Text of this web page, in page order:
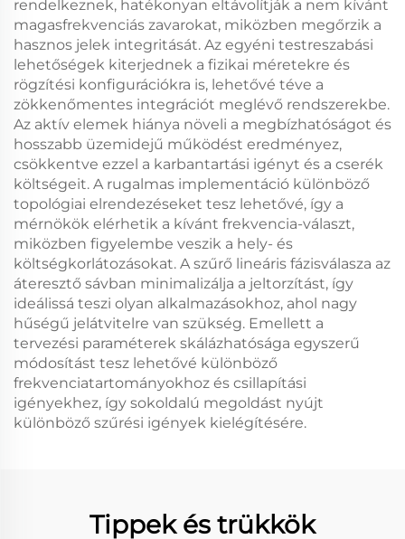
rendelkeznek, hatékonyan eltávolítják a nem kívánt
magasfrekvenciás zavarokat, miközben megőrzik a
hasznos jelek integritását. Az egyéni testreszabási
lehetőségek kiterjednek a fizikai méretekre és
rögzítési konfigurációkra is, lehetővé téve a
zökkenőmentes integrációt meglévő rendszerekbe.
Az aktív elemek hiánya növeli a megbízhatóságot és
hosszabb üzemidejű működést eredményez,
csökkentve ezzel a karbantartási igényt és a cserék
költségeit. A rugalmas implementáció különböző
topológiai elrendezéseket tesz lehetővé, így a
mérnökök elérhetik a kívánt frekvencia-választ,
miközben figyelembe veszik a hely- és
költségkorlátozásokat. A szűrő lineáris fázisválasza az
áteresztő sávban minimalizálja a jeltorzítást, így
ideálissá teszi olyan alkalmazásokhoz, ahol nagy
hűségű jelátvitelre van szükség. Emellett a
tervezési paraméterek skálázhatósága egyszerű
módosítást tesz lehetővé különböző
frekvenciatartományokhoz és csillapítási
igényekhez, így sokoldalú megoldást nyújt
különböző szűrési igények kielégítésére.
Tippek és trükkök